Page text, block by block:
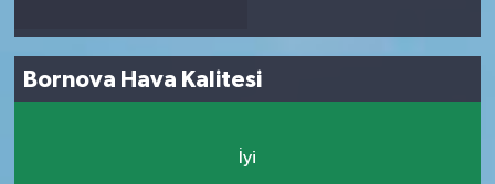
Bornova Hava Kalitesi
İyi